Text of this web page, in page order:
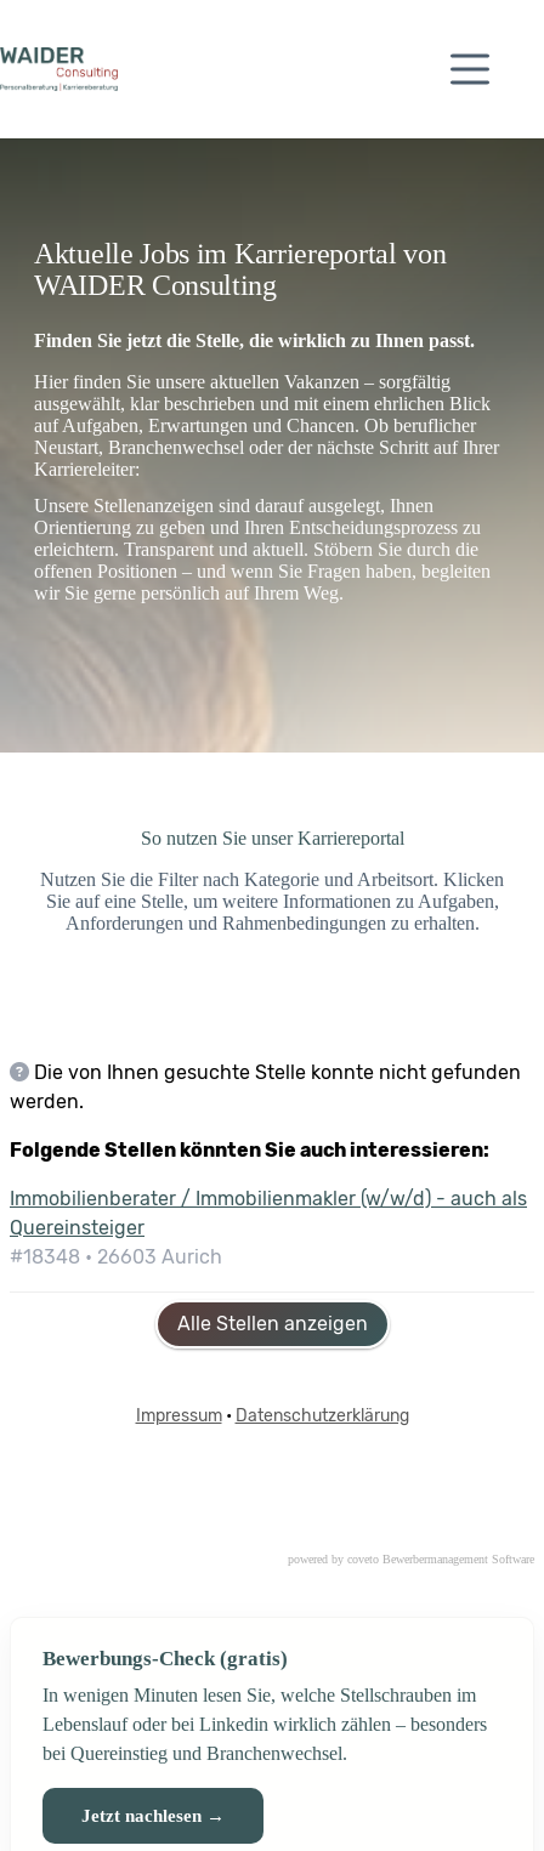
springen
Aktuelle Jobs im Karriereportal von
WAIDER Consulting
Finden Sie jetzt die Stelle, die wirklich zu Ihnen passt.
Hier finden Sie unsere aktuellen Vakanzen – sorgfältig
ausgewählt, klar beschrieben und mit einem ehrlichen Blick
auf Aufgaben, Erwartungen und Chancen. Ob beruflicher
Neustart, Branchenwechsel oder der nächste Schritt auf Ihrer
Karriereleiter:
Unsere Stellenanzeigen sind darauf ausgelegt, Ihnen
Orientierung zu geben und Ihren Entscheidungsprozess zu
erleichtern. Transparent und aktuell. Stöbern Sie durch die
offenen Positionen – und wenn Sie Fragen haben, begleiten
wir Sie gerne persönlich auf Ihrem Weg.
So nutzen Sie unser Karriereportal
Nutzen Sie die Filter nach Kategorie und Arbeitsort. Klicken
Sie auf eine Stelle, um weitere Informationen zu Aufgaben,
Anforderungen und Rahmenbedingungen zu erhalten.
powered by coveto Bewerbermanagement Software
Bewerbungs-Check (gratis)
In wenigen Minuten lesen Sie, welche Stellschrauben im
Lebenslauf oder bei Linkedin wirklich zählen – besonders
bei Quereinstieg und Branchenwechsel.
Jetzt nachlesen →